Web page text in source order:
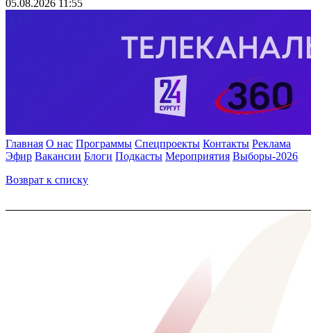
05.08.2026 11:55
Главная О нас Программы Спецпроекты Контакты Реклама
Эфир Вакансии Блоги Подкасты Мероприятия Выборы-2026
Возврат к списку